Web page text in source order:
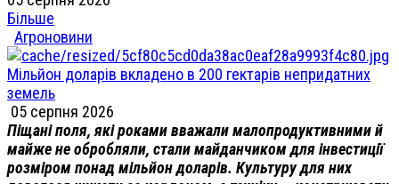
Більше
Агроновини
Мільйон доларів вкладено в 200 гектарів непридатних
земель
05 серпня 2026
Піщані поля, які роками вважали малопродуктивними й
майже не обробляли, стали майданчиком для інвестиції
розміром понад мільйон доларів. Культуру для них